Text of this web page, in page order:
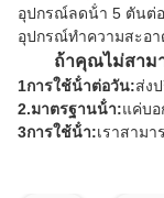
อุปกรณ์ลดน้ํา 5 ตันต่
อุปกรณ์ทําความสะอา
ถ้าคุณไม่สาม
1การใช้น้ําต่อวัน:ส่ง
2.มาตรฐานน้ํา:แค่บ
3การใช้น้ํา:เราสาม